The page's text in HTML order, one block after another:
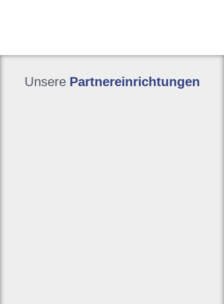
Unsere Partnereinrichtungen